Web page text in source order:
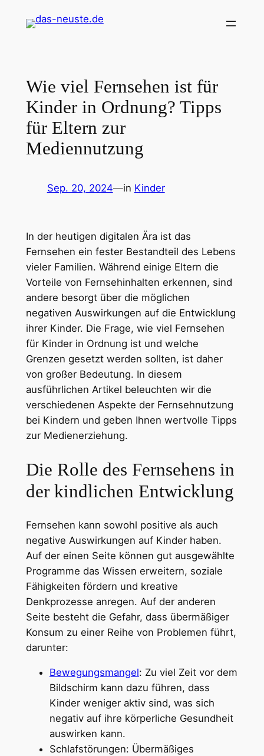
Inhalt
Wie viel Fernsehen ist für
Kinder in Ordnung? Tipps
für Eltern zur
Mediennutzung
Sep. 20, 2024—in Kinder
In der heutigen digitalen Ära ist das
Fernsehen ein fester Bestandteil des Lebens
vieler Familien. Während einige Eltern die
Vorteile von Fernsehinhalten erkennen, sind
andere besorgt über die möglichen
negativen Auswirkungen auf die Entwicklung
ihrer Kinder. Die Frage, wie viel Fernsehen
für Kinder in Ordnung ist und welche
Grenzen gesetzt werden sollten, ist daher
von großer Bedeutung. In diesem
ausführlichen Artikel beleuchten wir die
verschiedenen Aspekte der Fernsehnutzung
bei Kindern und geben Ihnen wertvolle Tipps
zur Medienerziehung.
Die Rolle des Fernsehens in
der kindlichen Entwicklung
Fernsehen kann sowohl positive als auch
negative Auswirkungen auf Kinder haben.
Auf der einen Seite können gut ausgewählte
Programme das Wissen erweitern, soziale
Fähigkeiten fördern und kreative
Denkprozesse anregen. Auf der anderen
Seite besteht die Gefahr, dass übermäßiger
Konsum zu einer Reihe von Problemen führt,
darunter:
Bewegungsmangel: Zu viel Zeit vor dem
Bildschirm kann dazu führen, dass
Kinder weniger aktiv sind, was sich
negativ auf ihre körperliche Gesundheit
auswirken kann.
Schlafstörungen: Übermäßiges